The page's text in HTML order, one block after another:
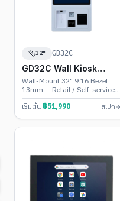
32" GD32C
GD32C Wall Kiosk
(Portrait)
Wall-Mount 32" 9:16 Bezel
13mm — Retail / Self-service /
POS
เริ่มต้น ฿51,990 สเปก